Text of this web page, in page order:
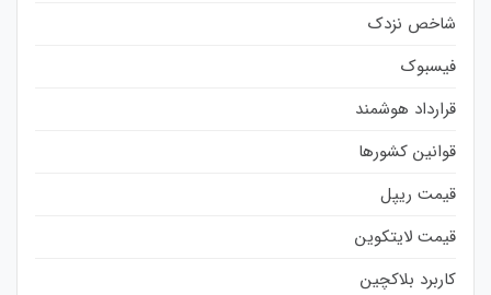
شاخص نزدک
فیسبوک
قرارداد هوشمند
قوانین کشورها
قیمت ریپل
قیمت لایتکوین
کاربرد بلاکچین